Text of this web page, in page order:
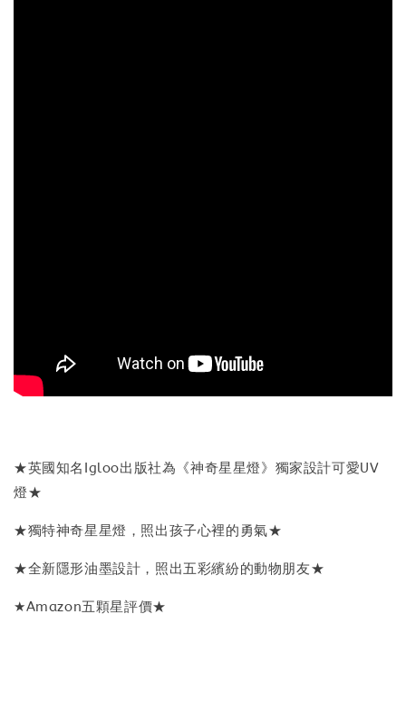
★英國知名Igloo出版社為《神奇星星燈》獨家設計可愛UV
燈★
★獨特神奇星星燈，照出孩子心裡的勇氣★
★全新隱形油墨設計，照出五彩繽紛的動物朋友★
★Amazon五顆星評價★